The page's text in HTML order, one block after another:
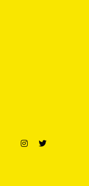
Instagram
Twitter